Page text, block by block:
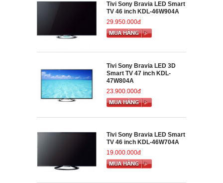
Tivi Sony Bravia LED Smart
TV 46 inch KDL-46W904A
29.950.000đ
Tivi Sony Bravia LED 3D
Smart TV 47 inch KDL-
47W804A
23.900.000đ
Tivi Sony Bravia LED Smart
TV 46 inch KDL-46W704A
19.000.000đ